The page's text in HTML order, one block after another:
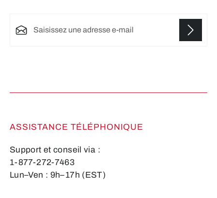
obligatoires.
ASSISTANCE TÉLÉPHONIQUE
Support et conseil via :
1-877-272-7463
Lun–Ven : 9h–17h (EST)